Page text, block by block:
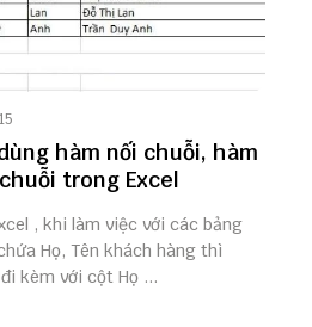
hàm nối chuỗi, hàm
trong Excel
, khi làm việc với các bảng
Họ, Tên khách hàng thì
kèm với cột Họ ...